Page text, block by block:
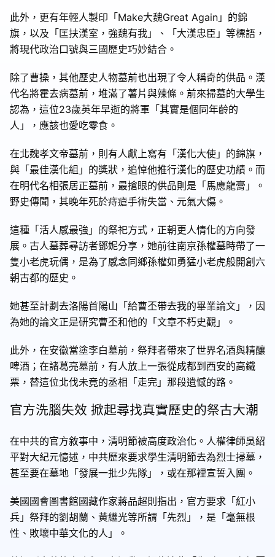
此外，更有年輕人製印「Make大魏Great Again」的錦
旗，以及「匡扶漢室，強魏有我」、「大漢忠臣」等標語，
將現代政治口號與三國歷史巧妙結合。
除了曹操，其他歷史人物墓前也出現了令人稱奇的供品。漢
代名將霍去病墓前，堆滿了薯片與辣條。前來掃墓的大學生
認為，這位23歲英年早逝的將軍「其實是個同年齡的
人」，應該也愛吃零食。
在北魏孝文帝墓前，則有人獻上寫有「漢化大使」的錦旗，
與「最佳漢化組」的獎狀，追悼他推行漢化的歷史功績。而
在明代名相張居正墓前，最搶眼的供品則是「馬應龍膏」。
野史傳聞，其晚年死於痔瘡手術失當、元氣大傷。
這種「活人感最強」的祭祀方式，正朝更人情化的方向發
展。古人墓葬尋訪者鄧妮分享，她前往南京孫權墓時帶了一
隻小老虎玩偶，是為了感念同鄉孫權如勇猛小老虎般開創六
朝古都的歷史。
她甚至計劃去洛陽首陽山「給曹丕帶去我的畢業論文」，因
為她的論文正是研究曹丕和他的「文章不朽史觀」。
此外，在安徽當塗李白墓前，祭拜者帶來了世界名酒與精釀
啤酒；在諸葛亮墓前，有人放上一張從成都到西安的高鐵
票，替這位北伐未竟的丞相「走完」那段遺憾的路。
官方洗腦失效 掀起尋找真實歷史的祭古大潮
在中共的官方敘事中，清明節被高度政治化。人權律師吳紹
平對大紀元憶述，中共歷來要求學生清明節去為烈士掃墓，
甚至要在墓地「發展一批少先隊」，或在那裡宣誓入團。
美國國會圖書館國藏作家蔣品超則指出，官方要求「紅小
兵」祭拜的劉胡蘭、黃繼光等所謂「先烈」，是「毫無根
性、敗壞中華文化的人」。